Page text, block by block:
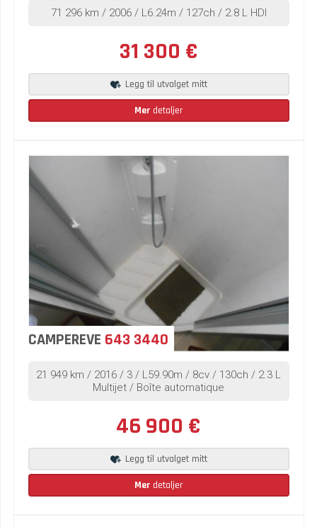
71 296 km / 2006 / L6.24m / 127ch / 2.8 L HDI
31 300 €
Legg til utvalget mitt
Mer detaljer
CAMPEREVE 643 3440
21 949 km / 2016 / 3 / L59.90m / 8cv / 130ch / 2.3 L
Multijet / Boîte automatique
46 900 €
Legg til utvalget mitt
Mer detaljer